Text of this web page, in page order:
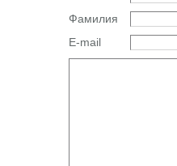
Фамилия
E-mail